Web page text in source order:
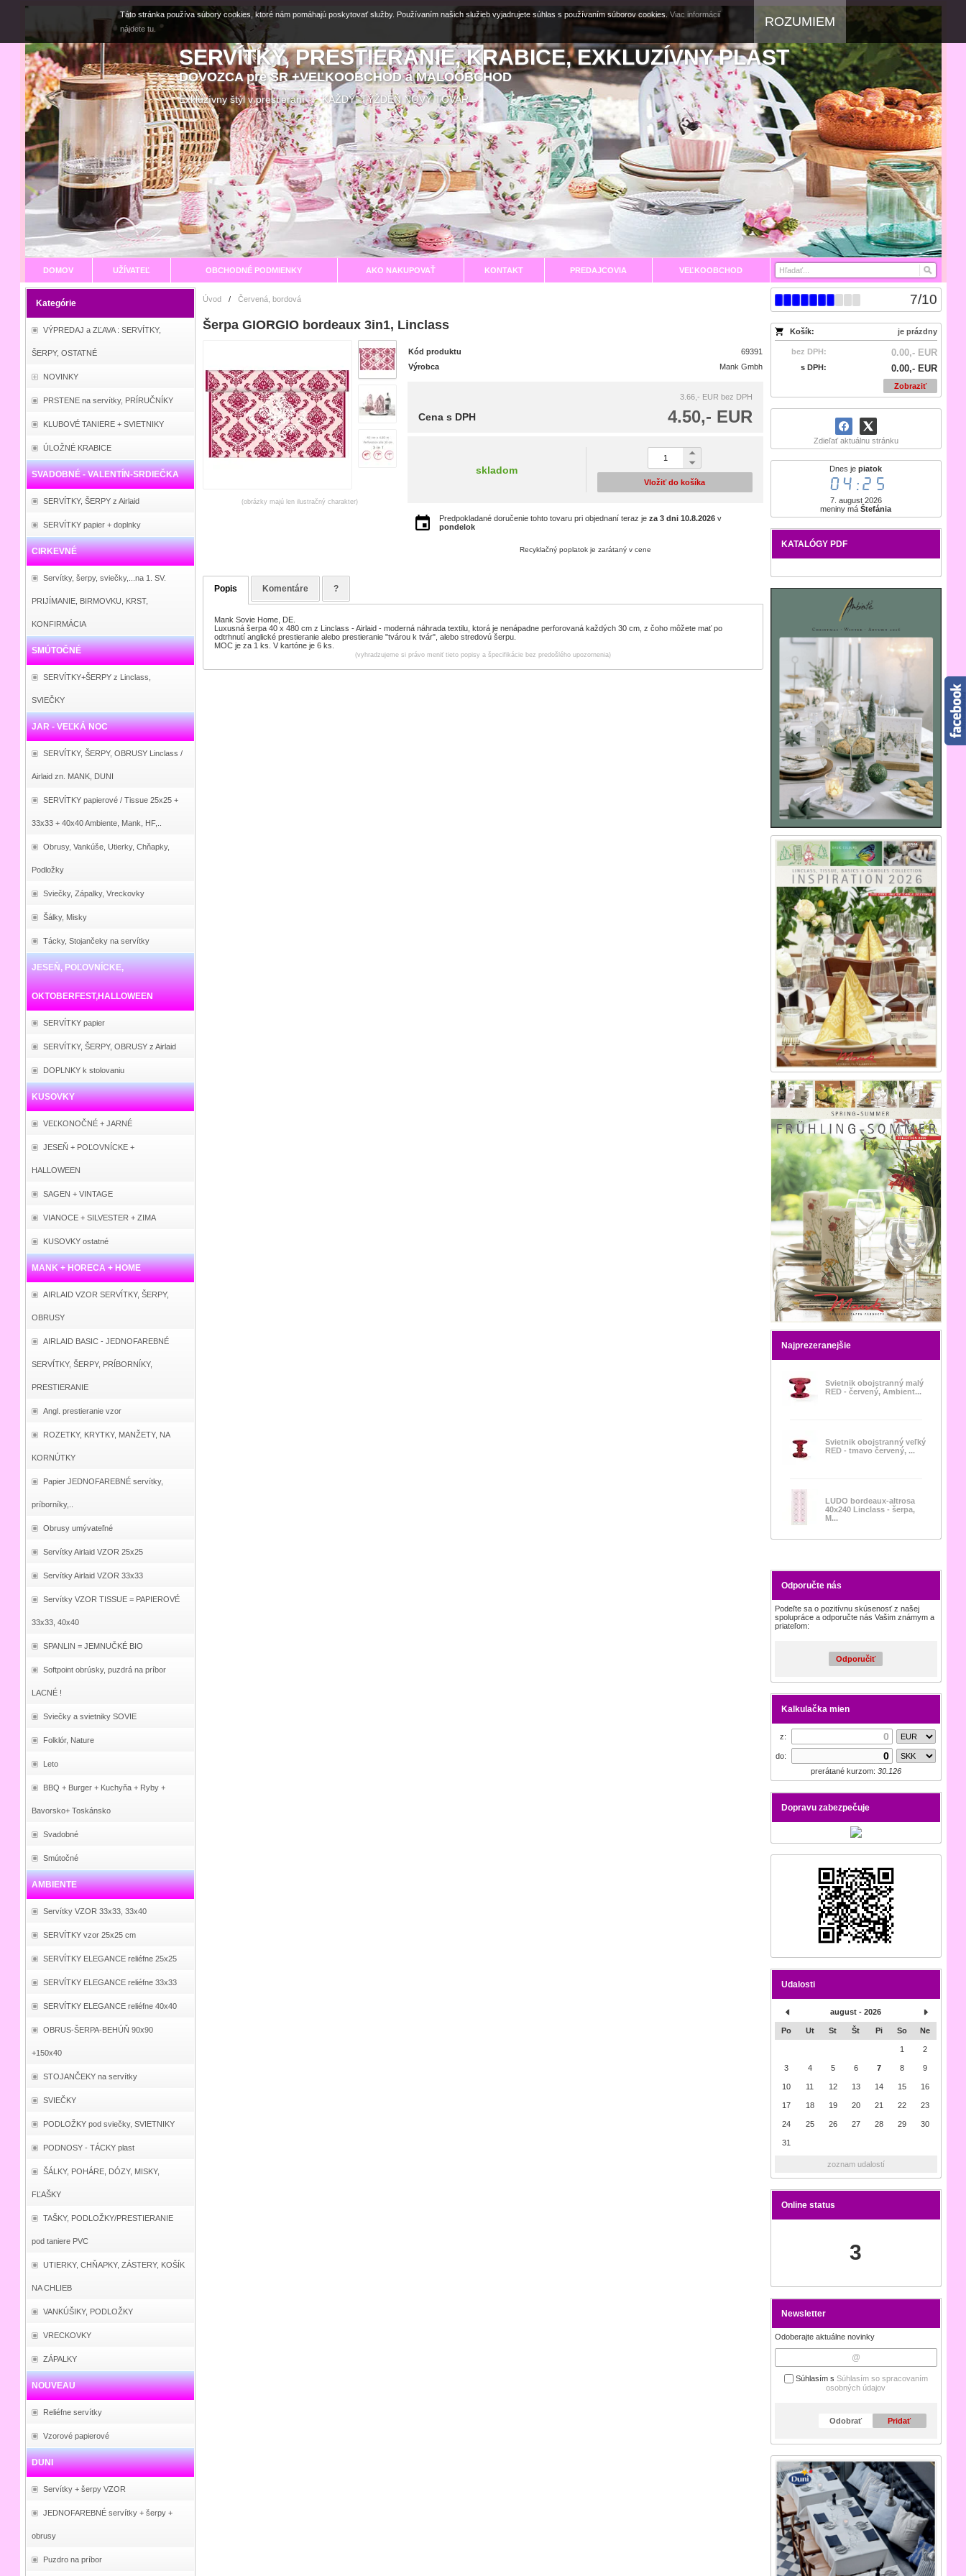
SERVÍTKY, PRESTIERANIE, KRABICE, EXKLUZÍVNY PLAST
DOVOZCA pre SR +VEĽKOOBCHOD a MALOOBCHOD
Exkluzívny štýl v prestieraní KAŽDÝ TÝŽDEŇ NOVÝ TOVAR
DOMOV UŽÍVATEĽ OBCHODNÉ PODMIENKY AKO NAKUPOVAŤ KONTAKT PREDAJCOVIA VEĽKOOBCHOD
Kategórie
VÝPREDAJ a ZĽAVA : SERVÍTKY,
ŠERPY, OSTATNÉ
NOVINKY
PRSTENE na servítky, PRÍRUČNÍKY
KLUBOVÉ TANIERE + SVIETNIKY
ÚLOŽNÉ KRABICE
SVADOBNÉ - VALENTÍN-SRDIEČKA
SERVÍTKY, ŠERPY z Airlaid
SERVÍTKY papier + doplnky
CIRKEVNÉ
Servítky, šerpy, sviečky,...na 1. SV.
PRIJÍMANIE, BIRMOVKU, KRST,
KONFIRMÁCIA
SMÚTOČNÉ
SERVÍTKY+ŠERPY z Linclass,
SVIEČKY
JAR - VEĽKÁ NOC
SERVÍTKY, ŠERPY, OBRUSY Linclass /
Airlaid zn. MANK, DUNI
SERVÍTKY papierové / Tissue 25x25 +
33x33 + 40x40 Ambiente, Mank, HF,..
Obrusy, Vankúše, Utierky, Chňapky,
Podložky
Sviečky, Zápalky, Vreckovky
Šálky, Misky
Tácky, Stojančeky na servítky
JESEŇ, POĽOVNÍCKE,
OKTOBERFEST,HALLOWEEN
SERVÍTKY papier
SERVÍTKY, ŠERPY, OBRUSY z Airlaid
DOPLNKY k stolovaniu
KUSOVKY
VEĽKONOČNÉ + JARNÉ
JESEŇ + POĽOVNÍCKE +
HALLOWEEN
SAGEN + VINTAGE
VIANOCE + SILVESTER + ZIMA
KUSOVKY ostatné
MANK + HORECA + HOME
AIRLAID VZOR SERVÍTKY, ŠERPY,
OBRUSY
AIRLAID BASIC - JEDNOFAREBNÉ
SERVÍTKY, ŠERPY, PRÍBORNÍKY,
PRESTIERANIE
Angl. prestieranie vzor
ROZETKY, KRYTKY, MANŽETY, NA
KORNÚTKY
Papier JEDNOFAREBNÉ servítky,
príborníky,..
Obrusy umývateľné
Servítky Airlaid VZOR 25x25
Servítky Airlaid VZOR 33x33
Servítky VZOR TISSUE = PAPIEROVÉ
33x33, 40x40
SPANLIN = JEMNUČKÉ BIO
Softpoint obrúsky, puzdrá na príbor
LACNÉ !
Sviečky a svietniky SOVIE
Folklór, Nature
Leto
BBQ + Burger + Kuchyňa + Ryby +
Bavorsko+ Toskánsko
Svadobné
Smútočné
AMBIENTE
Servítky VZOR 33x33, 33x40
SERVÍTKY vzor 25x25 cm
SERVÍTKY ELEGANCE reliéfne 25x25
SERVÍTKY ELEGANCE reliéfne 33x33
SERVÍTKY ELEGANCE reliéfne 40x40
OBRUS-ŠERPA-BEHÚŇ 90x90
+150x40
STOJANČEKY na servítky
SVIEČKY
PODLOŽKY pod sviečky, SVIETNIKY
PODNOSY - TÁCKY plast
ŠÁLKY, POHÁRE, DÓZY, MISKY,
FĽAŠKY
TAŠKY, PODLOŽKY/PRESTIERANIE
pod taniere PVC
UTIERKY, CHŇAPKY, ZÁSTERY, KOŠÍK
NA CHLIEB
VANKÚŠIKY, PODLOŽKY
VRECKOVKY
ZÁPALKY
NOUVEAU
Reliéfne servítky
Vzorové papierové
DUNI
Servítky + šerpy VZOR
JEDNOFAREBNÉ servítky + šerpy +
obrusy
Puzdro na príbor
7/10
Košík: je prázdny
bez DPH: 0.00,- EUR
s DPH: 0.00,- EUR
Zobraziť
Zdieľať aktuálnu stránku
Dnes jepiatok
04:25
7. august 2026
meniny máŠtefánia
KATALÓGY PDF
Najprezeranejšie
Svietnik obojstranný malý
RED - červený, Ambient...
Svietnik obojstranný veľký
RED - tmavo červený, ...
LUDO bordeaux-altrosa
40x240 Linclass - šerpa,
M...
Odporučte nás
Podeľte sa o pozitívnu skúsenosť z našej
spolupráce a odporučte nás Vašim známym a
priateľom:
Odporučiť
Kalkulačka mien
z:
do:
prerátané kurzom: 30.126
Dopravu zabezpečuje
Udalosti
august - 2026
Po Ut St Št Pi So Ne
1 2
3 4 5 6 7 8 9
10 11 12 13 14 15 16
17 18 19 20 21 22 23
24 25 26 27 28 29 30
31
zoznam udalostí
Online status
3
Newsletter
Odoberajte aktuálne novinky
Súhlasím s Súhlasím so spracovaním
osobných údajov
Odobrať Pridať
Úvod / Červená, bordová
Šerpa GIORGIO bordeaux 3in1, Linclass
(obrázky majú len ilustračný charakter)
Kód produktu
69391
Výrobca
Mank Gmbh
3.66,- EUR bez DPH
4.50,- EUR
Cena s DPH
skladom
Vložiť do košíka
Predpokladané doručenie tohto tovaru pri objednaní teraz je za 3 dni 10.8.2026v
pondelok
Recyklačný poplatok je zarátaný v cene
Popis Komentáre ?
Mank Sovie Home, DE.
Luxusná šerpa 40 x 480 cm z Linclass - Airlaid - moderná náhrada textilu, ktorá je nenápadne perforovaná každých 30 cm, z čoho môžete mať po
odtrhnutí anglické prestieranie alebo prestieranie "tvárou k tvár", alebo stredovú šerpu.
MOC je za 1 ks. V kartóne je 6 ks.
(vyhradzujeme si právo meniť tieto popisy a špecifikácie bez predošlého upozornenia)
Táto stránka používa súbory cookies, ktoré nám pomáhajú poskytovať služby. Používaním našich služieb vyjadrujete súhlas s používaním súborov cookies. Viac informácií
nájdete tu.
ROZUMIEM